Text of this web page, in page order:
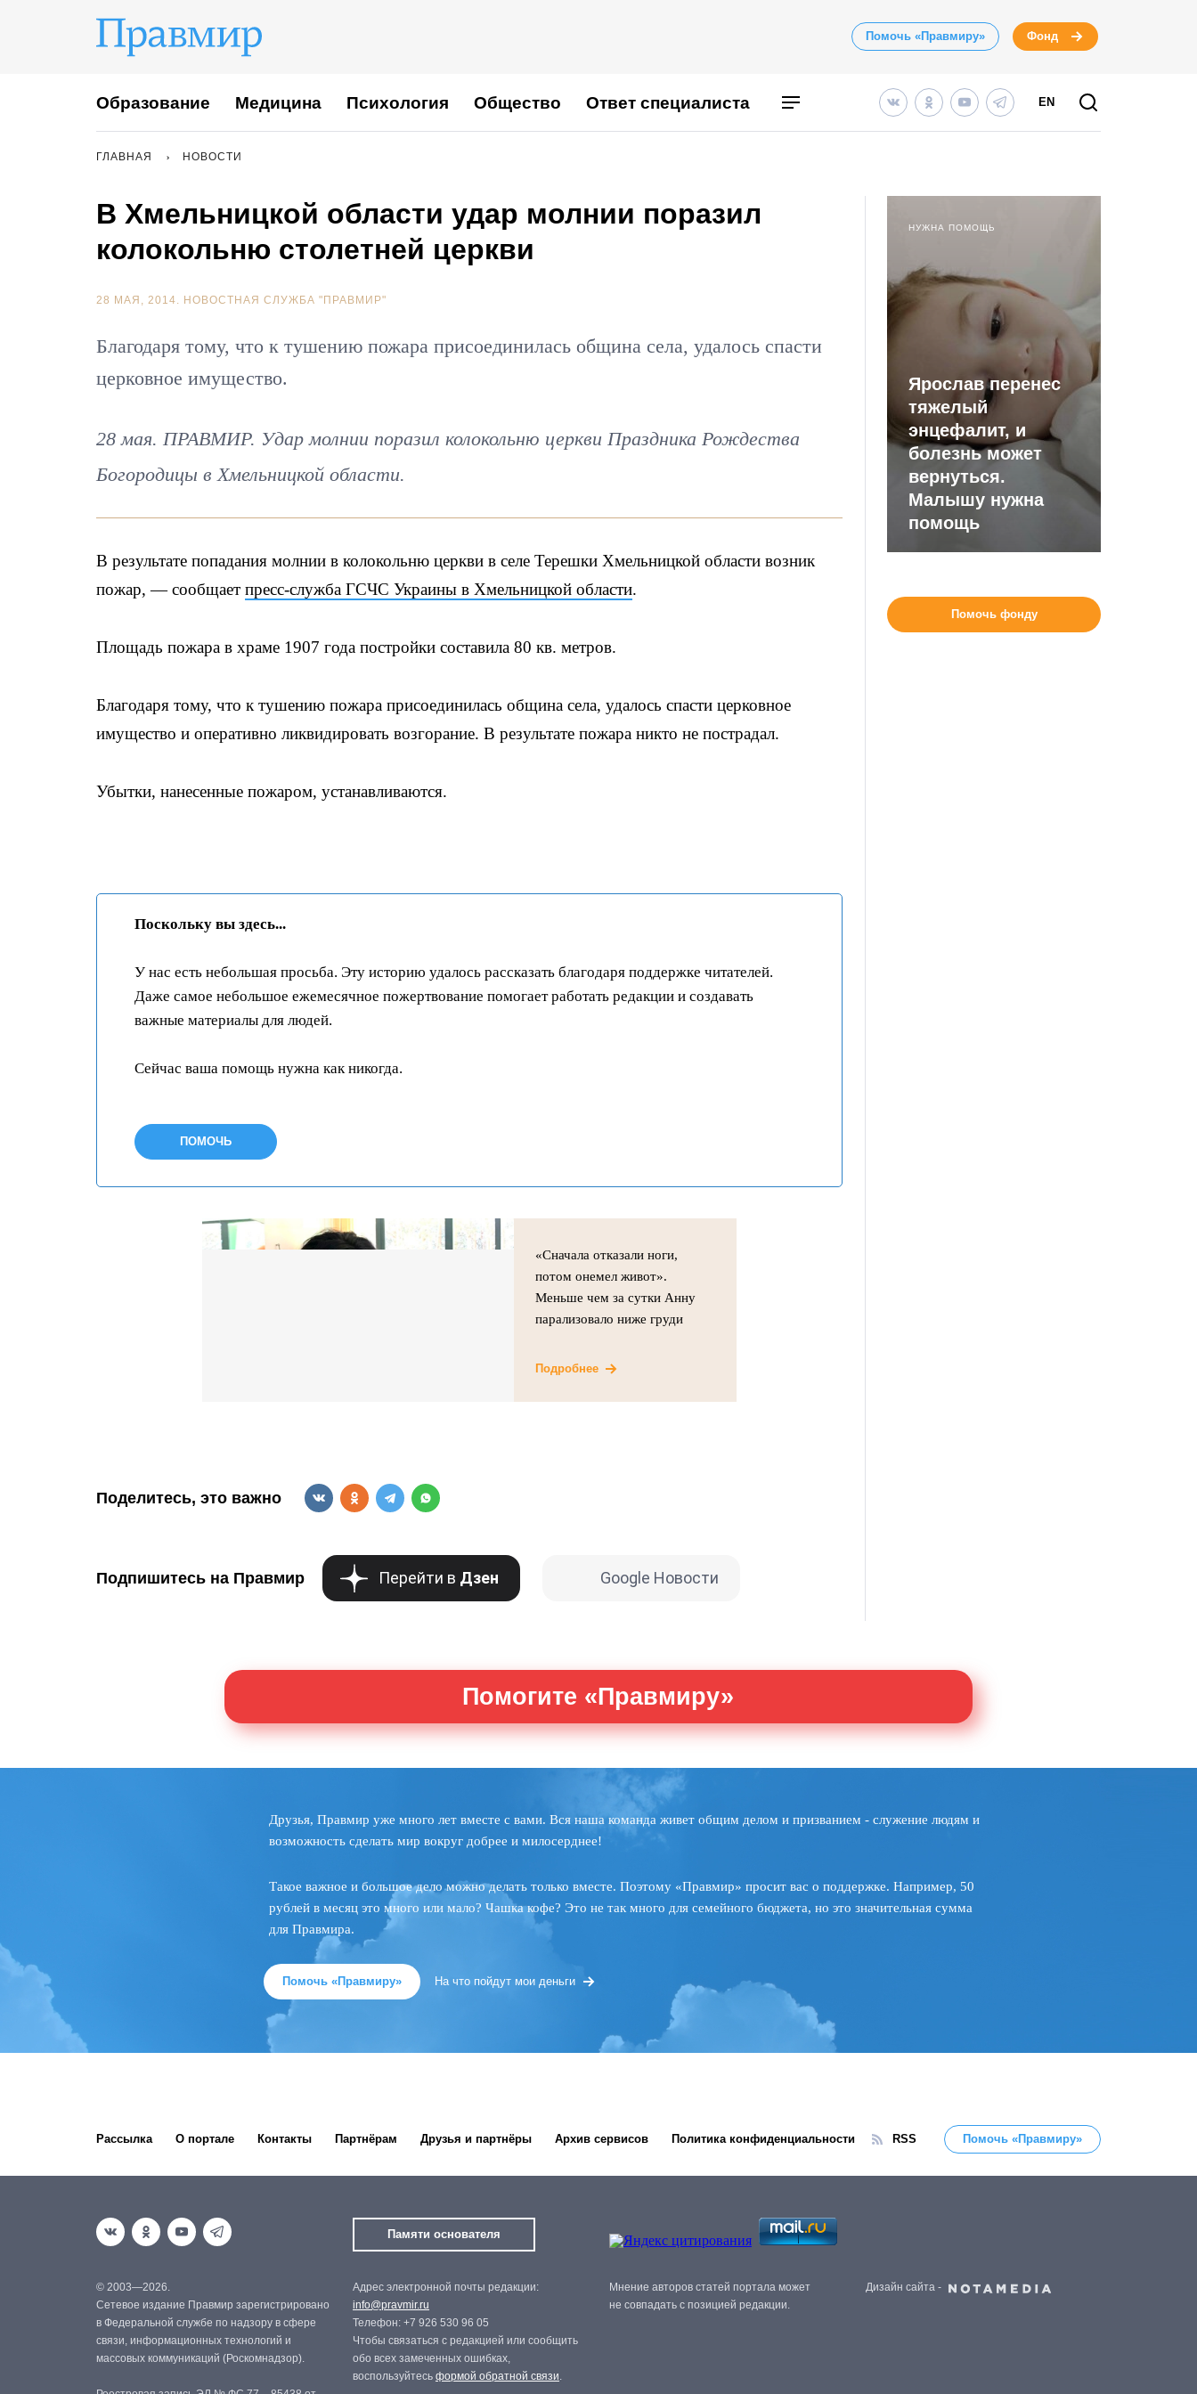
Помочь «Правмиру» Фонд
Образование Медицина Психология Общество Ответ специалиста EN
ГЛАВНАЯ НОВОСТИ
В Хмельницкой области удар молнии поразил
колокольню столетней церкви
28 МАЯ, 2014. НОВОСТНАЯ СЛУЖБА "ПРАВМИР"
Благодаря тому, что к тушению пожара присоединилась община села, удалось спасти
церковное имущество.
28 мая. ПРАВМИР. Удар молнии поразил колокольню церкви Праздника Рождества
Богородицы в Хмельницкой области.
В результате попадания молнии в колокольню церкви в селе Терешки Хмельницкой области возник
пожар, — сообщает пресс-служба ГСЧС Украины в Хмельницкой области.
Площадь пожара в храме 1907 года постройки составила 80 кв. метров.
Благодаря тому, что к тушению пожара присоединилась община села, удалось спасти церковное
имущество и оперативно ликвидировать возгорание. В результате пожара никто не пострадал.
Убытки, нанесенные пожаром, устанавливаются.
Поскольку вы здесь...
У нас есть небольшая просьба. Эту историю удалось рассказать благодаря поддержке читателей.
Даже самое небольшое ежемесячное пожертвование помогает работать редакции и создавать
важные материалы для людей.
Сейчас ваша помощь нужна как никогда.
ПОМОЧЬ
«Сначала отказали ноги,
потом онемел живот».
Меньше чем за сутки Анну
парализовало ниже груди
Подробнее
Поделитесь, это важно
Подпишитесь на Правмир Перейти в Дзен Google Новости
НУЖНА ПОМОЩЬ
Ярослав перенес
тяжелый
энцефалит, и
болезнь может
вернуться.
Малышу нужна
помощь
Помочь фонду
Помогите «Правмиру»
Друзья, Правмир уже много лет вместе с вами. Вся наша команда живет общим делом и призванием - служение людям и
возможность сделать мир вокруг добрее и милосерднее!
Такое важное и большое дело можно делать только вместе. Поэтому «Правмир» просит вас о поддержке. Например, 50
рублей в месяц это много или мало? Чашка кофе? Это не так много для семейного бюджета, но это значительная сумма
для Правмира.
Помочь «Правмиру» На что пойдут мои деньги
Рассылка О портале Контакты Партнёрам Друзья и партнёры Архив сервисов Политика конфиденциальности RSS Помочь «Правмиру»
Памяти основателя
© 2003—2026.
Сетевое издание Правмир зарегистрировано
в Федеральной службе по надзору в сфере
связи, информационных технологий и
массовых коммуникаций (Роскомнадзор).
Адрес электронной почты редакции:
info@pravmir.ru
Телефон: +7 926 530 96 05
Чтобы связаться с редакцией или сообщить
обо всех замеченных ошибках,
воспользуйтесь формой обратной связи.
Мнение авторов статей портала может
не совпадать с позицией редакции.
Дизайн сайта -